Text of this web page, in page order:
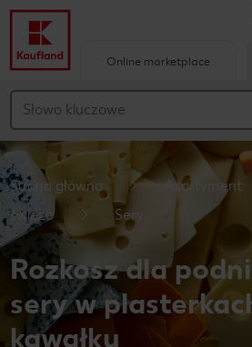
Główna treść
Stopka
Pływający pasek boczny
Online marketplace
Strona główna Asortyment
świeże
Sery
Rozkosz dla
sery w
kawałku